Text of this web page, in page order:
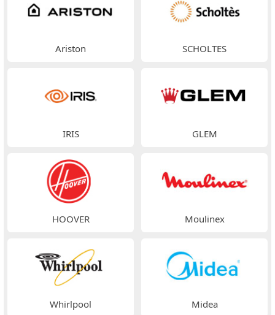
Ariston SCHOLTES
IRIS GLEM
HOOVER Moulinex
Whirlpool Midea